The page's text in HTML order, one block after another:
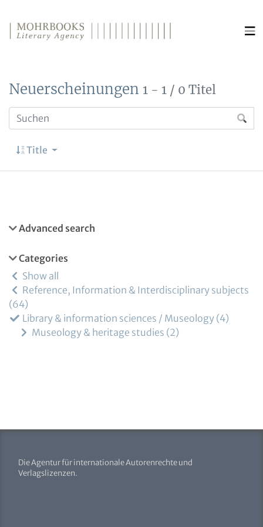
Neuerscheinungen 1 - 1 / 0 Titel
Title
Advanced search
Categories
Show all
Reference, Information & Interdisciplinary subjects
64
Library & information sciences / Museology 4
Museology & heritage studies 2
Die Agentur für internationale Autorenrechte und
Verlagslizenzen.